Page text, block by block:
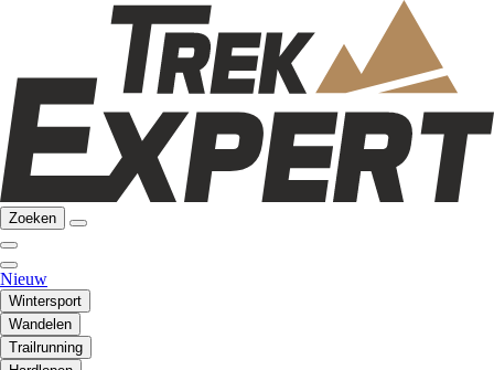
Zoeken
Nieuw
Wintersport
Wandelen
Trailrunning